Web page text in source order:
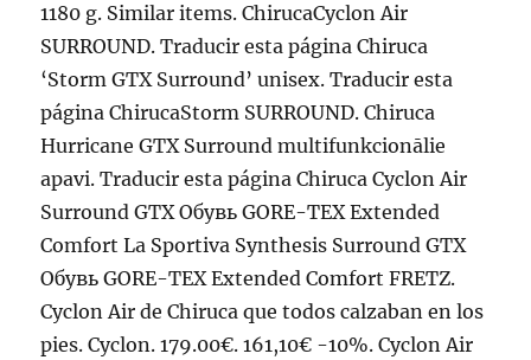
1180 g. Similar items. ChirucaCyclon Air
SURROUND. Traducir esta página Chiruca
‘Storm GTX Surround’ unisex. Traducir esta
página ChirucaStorm SURROUND. Chiruca
Hurricane GTX Surround multifunkcionālie
apavi. Traducir esta página Chiruca Cyclon Air
Surround GTX Обувь GORE-TEX Extended
Comfort La Sportiva Synthesis Surround GTX
Обувь GORE-TEX Extended Comfort FRETZ.
Cyclon Air de Chiruca que todos calzaban en los
pies. Cyclon. 179.00€. 161,10€ -10%. Cyclon Air